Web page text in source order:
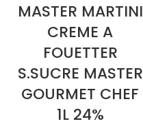
MASTER MARTINI
CREME A
FOUETTER
S.SUCRE MASTER
GOURMET CHEF
1L 24%